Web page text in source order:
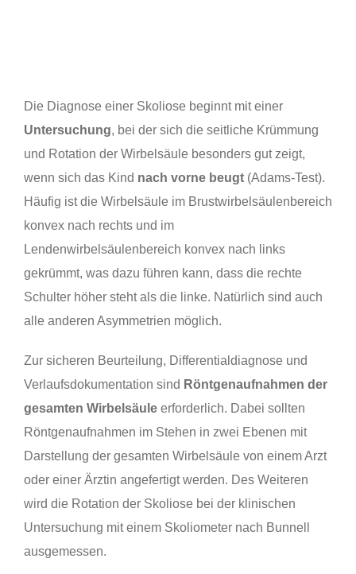
Die Diagnose einer Skoliose beginnt mit einer
Untersuchung, bei der sich die seitliche Krümmung
und Rotation der Wirbelsäule besonders gut zeigt,
wenn sich das Kind nach vorne beugt (Adams-Test).
Häufig ist die Wirbelsäule im Brustwirbelsäulenbereich
konvex nach rechts und im
Lendenwirbelsäulenbereich konvex nach links
gekrümmt, was dazu führen kann, dass die rechte
Schulter höher steht als die linke. Natürlich sind auch
alle anderen Asymmetrien möglich.
Zur sicheren Beurteilung, Differentialdiagnose und
Verlaufsdokumentation sind Röntgenaufnahmen der
gesamten Wirbelsäule erforderlich. Dabei sollten
Röntgenaufnahmen im Stehen in zwei Ebenen mit
Darstellung der gesamten Wirbelsäule von einem Arzt
oder einer Ärztin angefertigt werden. Des Weiteren
wird die Rotation der Skoliose bei der klinischen
Untersuchung mit einem Skoliometer nach Bunnell
ausgemessen.